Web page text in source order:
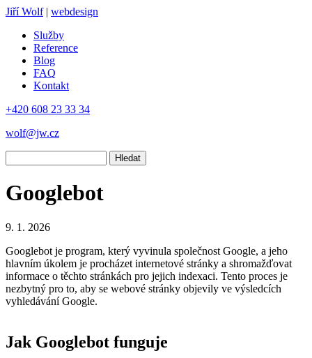
Jiří Wolf | webdesign
Služby
Reference
Blog
FAQ
Kontakt
+420 608 23 33 34
wolf@jw.cz
Googlebot
9. 1. 2026
Googlebot je program, který vyvinula společnost Google, a jeho
hlavním úkolem je procházet internetové stránky a shromažďovat
informace o těchto stránkách pro jejich indexaci. Tento proces je
nezbytný pro to, aby se webové stránky objevily ve výsledcích
vyhledávání Google.
Jak Googlebot funguje